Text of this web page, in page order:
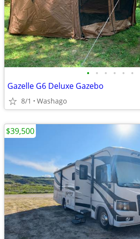
• • • • • •
Gazelle G6 Deluxe Gazebo
8/1 Washago
$39,500